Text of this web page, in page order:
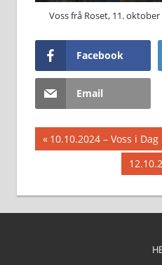
Voss frå Roset, 11.
Facebook
Email
Previous
Post:
10.10.2024 – Voss i Dag
Next
Post: